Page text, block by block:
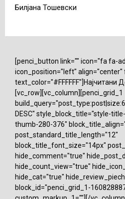
Билјана Тошевски
[penci_button link="" icon="fa fa-
icon_position="left" align="center"
text_color="#FFFFFF"]Најчитани
[vc_row][vc_column][penci_grid_1
DESC" style_block_title="style-
thumb-280-376"
post_standard_title_length="12"
block_title_font_size="14px"
hide_comment="true"
hide_count_view="true"
hide_cat="true"
block_id="penci_grid_1-